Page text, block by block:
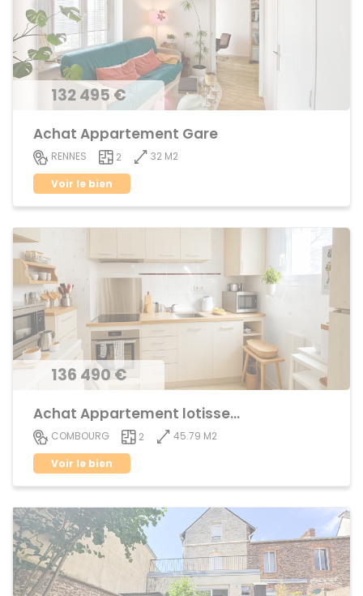
132 495 €
Achat Appartement Gare
RENNES 2
32 M2
Voir le bien
136 490 €
Achat Appartement lotissement
COMBOURG 2
45.79 M2
Voir le bien